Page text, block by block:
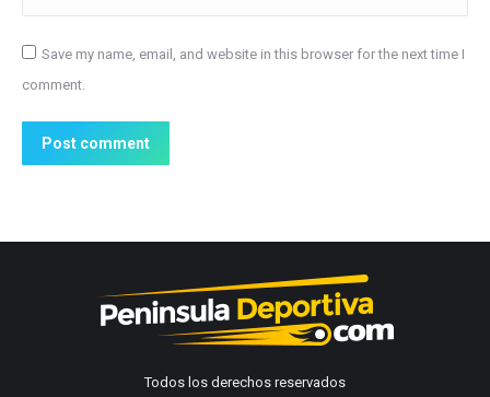
Save my name, email, and website in this browser for the next time I
comment.
Post comment
Todos los derechos reservados